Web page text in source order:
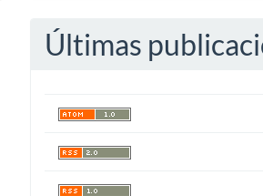
Últimas